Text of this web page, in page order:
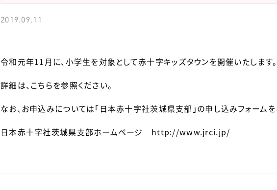
2019.09.11
令和元年11月に、小学生を対象として赤十字キッズタウンを開催いたします。
詳細は、こちらを参照ください。
なお、お申込みについては「日本赤十字社茨城県支部」の申し込みフォームを
日本赤十字社茨城県支部ホームページ http://www.jrci.jp/